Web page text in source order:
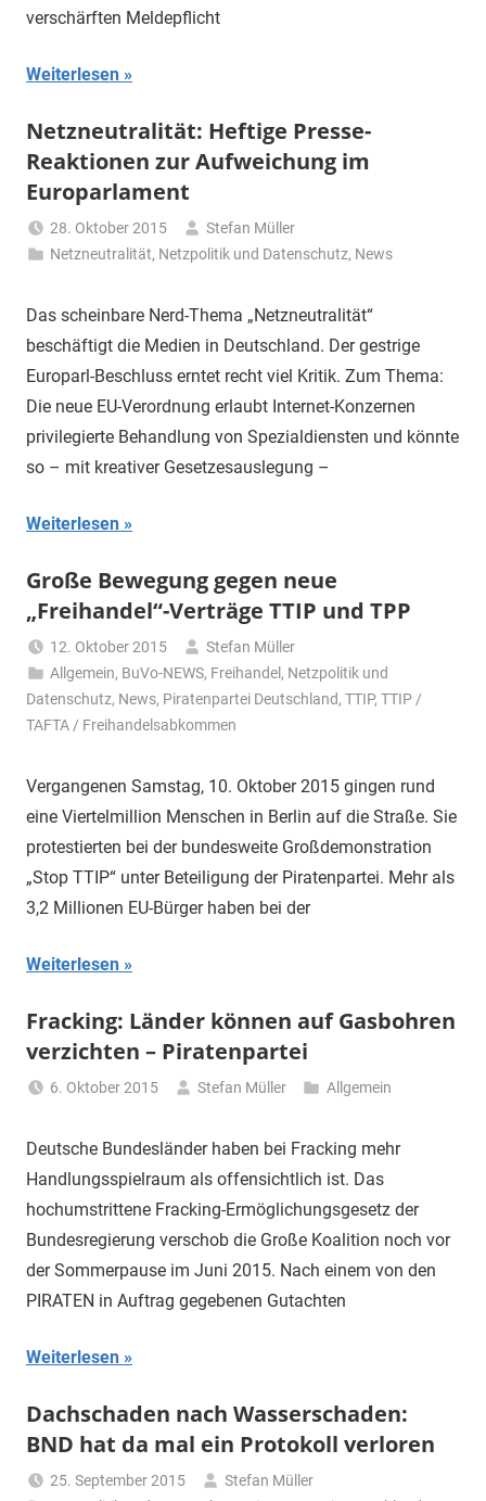
verschärften Meldepflicht
Weiterlesen
Netzneutralität: Heftige Presse-
Reaktionen zur Aufweichung im
Europarlament
28. Oktober 2015
Stefan Müller
Netzneutralität, Netzpolitik und Datenschutz, News
Das scheinbare Nerd-Thema „Netzneutralität“
beschäftigt die Medien in Deutschland. Der gestrige
Europarl-Beschluss erntet recht viel Kritik. Zum Thema:
Die neue EU-Verordnung erlaubt Internet-Konzernen
privilegierte Behandlung von Spezialdiensten und könnte
so – mit kreativer Gesetzesauslegung –
Weiterlesen
Große Bewegung gegen neue
„Freihandel“-Verträge TTIP und TPP
12. Oktober 2015
Stefan Müller
Allgemein, BuVo-NEWS, Freihandel , Netzpolitik und
Datenschutz, News, Piratenpartei Deutschland, TTIP, TTIP /
TAFTA / Freihandelsabkommen
Vergangenen Samstag, 10. Oktober 2015 gingen rund
eine Viertelmillion Menschen in Berlin auf die Straße. Sie
protestierten bei der bundesweite Großdemonstration
„Stop TTIP“ unter Beteiligung der Piratenpartei. Mehr als
3,2 Millionen EU-Bürger haben bei der
Weiterlesen
Fracking: Länder können auf Gasbohren
verzichten – Piratenpartei
6. Oktober 2015 Stefan Müller Allgemein
Deutsche Bundesländer haben bei Fracking mehr
Handlungsspielraum als offensichtlich ist. Das
hochumstrittene Fracking-Ermöglichungsgesetz der
Bundesregierung verschob die Große Koalition noch vor
der Sommerpause im Juni 2015. Nach einem von den
PIRATEN in Auftrag gegebenen Gutachten
Weiterlesen
Dachschaden nach Wasserschaden:
BND hat da mal ein Protokoll verloren
25. September 2015
Stefan Müller